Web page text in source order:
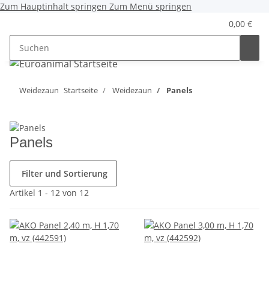
Zum Hauptinhalt springen Zum Menü springen
0,00 €
Weidezaun Startseite Weidezaun Panels
Panels
Filter und Sortierung
Artikel 1 - 12 von 12